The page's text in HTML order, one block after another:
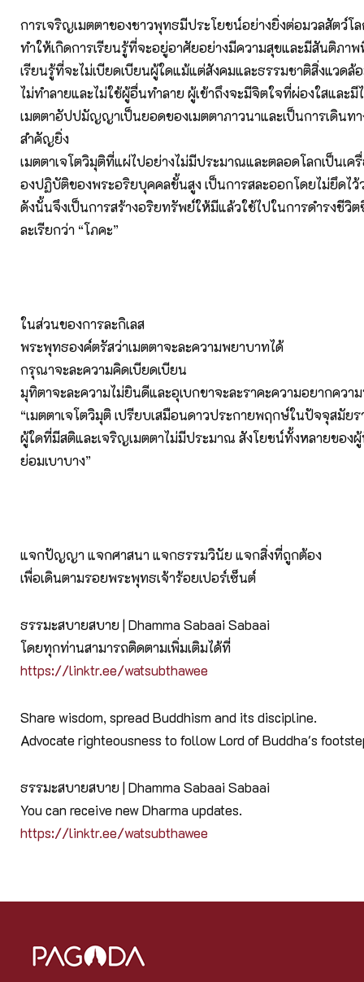
การเจริญเมตตาของชาวพุทธมีประโยชน์อย่างยิ่งต่อมวลสัตว์โ
ทำให้เกิดการเรียนรู้ที่จะอยู่อาศัยอย่างมีความสุขและมีสันติภาพ
เรียนรู้ที่จะไม่เบียดเบียนผู้ใดแม้แต่สังคมและธรรมชาติสิ่งแวดล้
ไม่ทำลายและไม่ใช้ผู้อื่นทำลาย ผู้เข้าถึงจะมีจิตใจที่ผ่องใสและมี
เมตตาอัปปมัญญาเป็นยอดของเมตตาภาวนาและเป็นการเดินท
สำคัญยิ่ง
เมตตาเจโตวิมุติที่แผ่ไปอย่างไม่มีประมาณและตลอดโลกเป็นเค
องปฏิบัติของพระอริยบุคคลขั้นสูง เป็นการสละออกโดยไม่ยึดไว้
ดังนั้นจึงเป็นการสร้างอริยทรัพย์ให้มีแล้วใช้ไปในการดำรงชีวิ
ละเรียกว่า “โภคะ”
ในส่วนของการละกิเลส
พระพุทธองค์ตรัสว่าเมตตาจะละความพยาบาทได้
กรุณาจะละความคิดเบียดเบียน
มุทิตาจะละความไม่ยินดีและอุเบกขาจะละราคะความอยากควา
“เมตตาเจโตวิมุติ เปรียบเสมือนดาวประกายพฤกษ์ในปัจจุสมัยร
ผู้ใดที่มีสติและเจริญเมตตาไม่มีประมาณ สังโยชน์ทั้งหลายของ
ย่อมเบาบาง”
แจกปัญญา แจกศาสนา แจกธรรมวินัย แจกสิ่งที่ถูกต้อง
เพื่อเดินตามรอยพระพุทธเจ้าร้อยเปอร์เซ็นต์
ธรรมะสบายสบาย | Dhamma Sabaai Sabaai
โดยทุกท่านสามารถติดตามเพิ่มเติมได้ที่
https://linktr.ee/watsubthawee
Share wisdom, spread Buddhism and its discipline.
Advocate righteousness to follow Lord of Buddha's
ธรรมะสบายสบาย | Dhamma Sabaai Sabaai
You can receive new Dharma updates.
https://linktr.ee/watsubthawee